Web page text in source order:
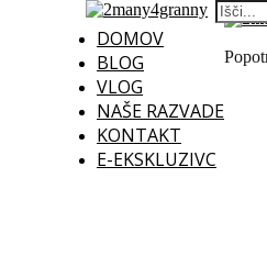
DOMOV
BLOG
VLOG
NAŠE RAZVADE
KONTAKT
E-EKSKLUZIVC